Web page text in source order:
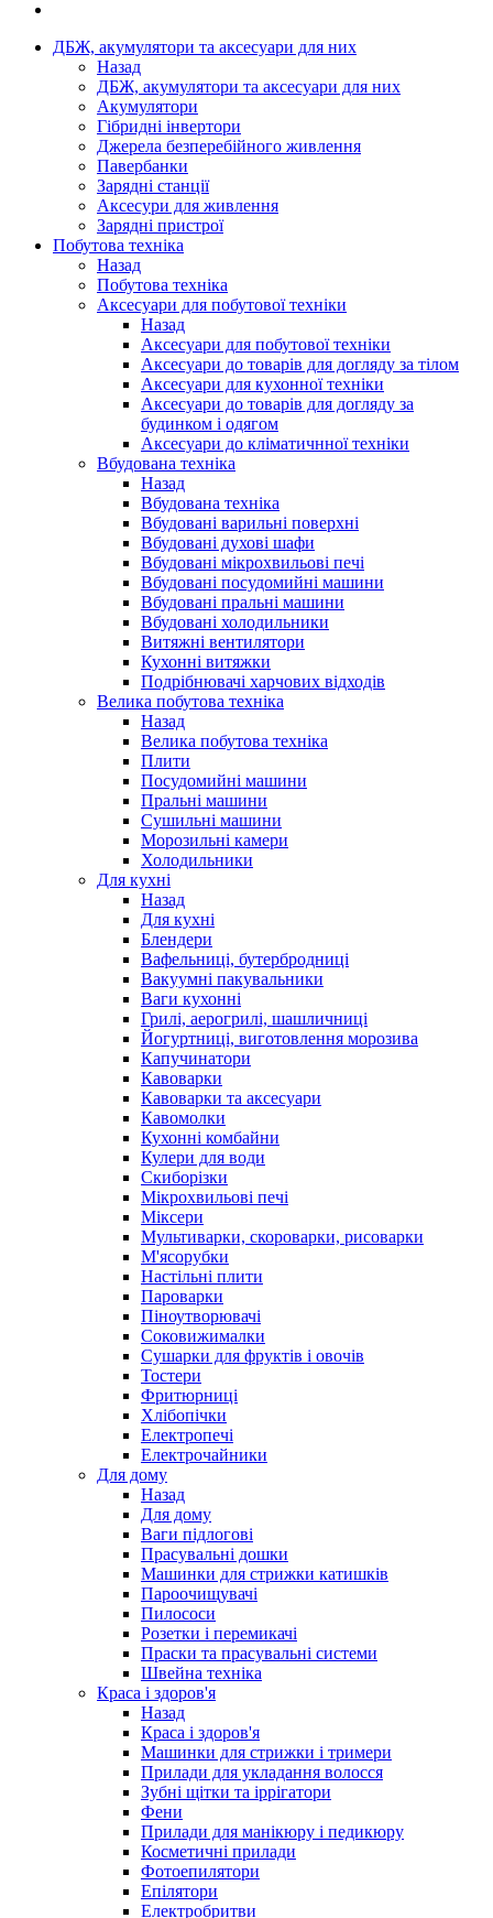
ДБЖ, акумулятори та аксесуари для них
Назад
ДБЖ, акумулятори та аксесуари для них
Акумулятори
Гібридні інвертори
Джерела безперебійного живлення
Павербанки
Зарядні станції
Аксесури для живлення
Зарядні пристрої
Побутова техніка
Назад
Побутова техніка
Аксесуари для побутової техніки
Назад
Аксесуари для побутової техніки
Аксесуари до товарів для догляду за тілом
Аксесуари для кухонної техніки
Аксесуари до товарів для догляду за
будинком і одягом
Аксесуари до кліматичнної техніки
Вбудована техніка
Назад
Вбудована техніка
Вбудовані варильні поверхні
Вбудовані духові шафи
Вбудовані мікрохвильові печі
Вбудовані посудомийні машини
Вбудовані пральні машини
Вбудовані холодильники
Витяжні вентилятори
Кухонні витяжки
Подрібнювачі харчових відходів
Велика побутова техніка
Назад
Велика побутова техніка
Плити
Посудомийні машини
Пральні машини
Сушильні машини
Морозильні камери
Холодильники
Для кухні
Назад
Для кухні
Блендери
Вафельниці, бутербродниці
Вакуумні пакувальники
Ваги кухонні
Грилі, аерогрилі, шашличниці
Йогуртниці, виготовлення морозива
Капучинатори
Кавоварки
Кавоварки та аксесуари
Кавомолки
Кухонні комбайни
Кулери для води
Скиборізки
Мікрохвильові печі
Міксери
Мультиварки, скороварки, рисоварки
М'ясорубки
Настільні плити
Пароварки
Піноутворювачі
Соковижималки
Сушарки для фруктів і овочів
Тостери
Фритюрниці
Хлібопічки
Електропечі
Електрочайники
Для дому
Назад
Для дому
Ваги підлогові
Прасувальні дошки
Машинки для стрижки катишків
Пароочищувачі
Пилососи
Розетки і перемикачі
Праски та прасувальні системи
Швейна техніка
Краса і здоров'я
Назад
Краса і здоров'я
Машинки для стрижки і тримери
Прилади для укладання волосся
Зубні щітки та іррігатори
Фени
Прилади для манікюру і педикюру
Косметичні прилади
Фотоепилятори
Епілятори
Електробритви